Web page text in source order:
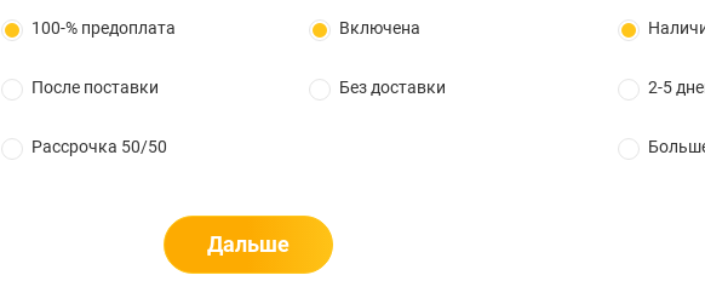
100-% предоплата
После поставки
Рассрочка 50/50
Включена
Без доставки 2-5
Дальше